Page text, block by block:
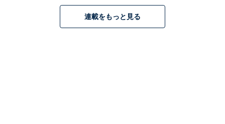
そこで、家の中にある家電を調べてみたところ
・コーヒーメーカー：1200W
連載をもっと見る